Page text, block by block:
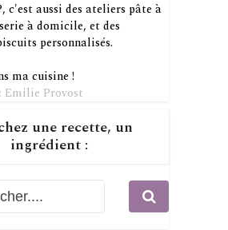
c'est aussi des ateliers pâte à
à domicile, et des
personnalisés.
ma cuisine !
Emilie Provost
une recette, un
ingrédient :